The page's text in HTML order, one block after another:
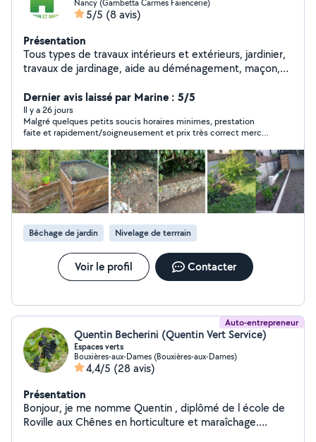
Nancy (Gambetta Carmes Faiencerie)
5/5 (8 avis)
Présentation
Tous types de travaux intérieurs et extérieurs, jardinier,
travaux de jardinage, aide au déménagement, maçon,
alentours. Cordialement
Dernier avis laissé par Marine : 5/5
Il y a 26 jours
Malgré quelques petits soucis horaires minimes, prestation
faite et rapidement/soigneusement et prix très correct merci
Bêchage de jardin Nivelage de terrrain
Voir le profil Contacter
Auto-entrepreneur
Quentin Becherini (Quentin Vert Service)
Espaces verts
Bouxières-aux-Dames (Bouxières-aux-Dames)
4,4/5 (28 avis)
Présentation
Bonjour, je me nomme Quentin , diplômé de l école de
Roville aux Chênes en horticulture et maraîchage.